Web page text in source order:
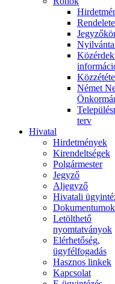
Német
terv
Hivatal
Hirdetmények
Kirendeltségek
Polgármester
Jegyző
Aljegyző
Hivatali
Dokumentumok
Letölthető
nyomtatványok
Elérhetőség,
ügyfélfogadás
Hasznos linkek
Kapcsolat